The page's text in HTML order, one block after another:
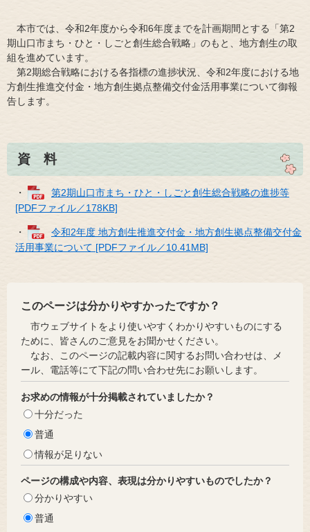
本市では、令和2年度から令和6年度までを計画期間とする「第2
期山口市まち・ひと・しごと創生総合戦略」のもと、地方創生の取
組を進めています。
第2期総合戦略における各指標の進捗状況、令和2年度における地
方創生推進交付金・地方創生拠点整備交付金活用事業について御報
告します。
資 料
・
第2期山口市まち・ひと・しごと創生総合戦略の進捗等
[PDFファイル／178KB]
・
令和2年度 地方創生推進交付金・地方創生拠点整備交付金
活用事業について [PDFファイル／10.41MB]
このページは分かりやすかったですか？
市ウェブサイトをより使いやすくわかりやすいものにする
ために、皆さんのご意見をお聞かせください。
なお、このページの記載内容に関するお問い合わせは、メ
ール、電話等にて下記の問い合わせ先にお願いします。
お求めの情報が十分掲載されていましたか？
十分だった
普通
情報が足りない
ページの構成や内容、表現は分かりやすいものでしたか？
分かりやすい
普通